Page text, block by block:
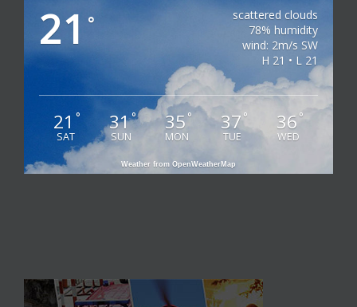
21 °
scattered clouds
78% humidity
wind: 2m/s SW
H 21 • L 21
21 °
SAT
31°
SUN
35°
MON
37 °
TUE
36 °
WED
Weather from OpenWeatherMap